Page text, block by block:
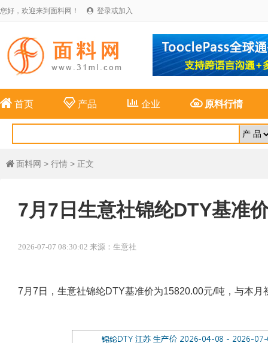
您好，欢迎来到面料网！  登录或加入
 首页 产品 企业 原料行情
 面料网 > 行情 > 正文
7月7日生意社锦纶DTY基准
2026-07-07 08:30:02 来源：生意社
7月7日，生意社锦纶DTY基准价为15820.00元/吨，与本